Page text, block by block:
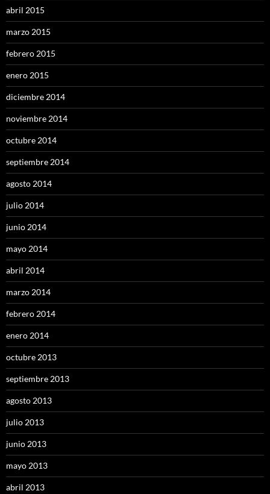
abril 2015
marzo 2015
febrero 2015
enero 2015
diciembre 2014
noviembre 2014
octubre 2014
septiembre 2014
agosto 2014
julio 2014
junio 2014
mayo 2014
abril 2014
marzo 2014
febrero 2014
enero 2014
octubre 2013
septiembre 2013
agosto 2013
julio 2013
junio 2013
mayo 2013
abril 2013